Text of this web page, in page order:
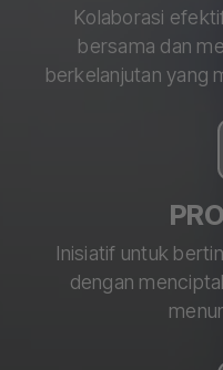
Kolaborasi
bersama dan
berkelanjutan yang
Inisiatif untuk
dengan